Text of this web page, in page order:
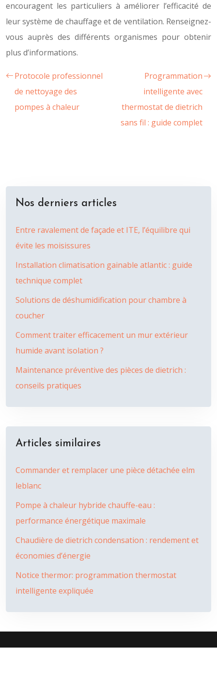
encouragent les particuliers à améliorer l’efficacité de
leur système de chauffage et de ventilation. Renseignez-
vous auprès des différents organismes pour obtenir
plus d’informations.
Protocole professionnel
de nettoyage des
pompes à chaleur
Programmation
intelligente avec
thermostat de dietrich
sans fil : guide complet
Nos derniers articles
Entre ravalement de façade et ITE, l’équilibre qui
évite les moisissures
Installation climatisation gainable atlantic : guide
technique complet
Solutions de déshumidification pour chambre à
coucher
Comment traiter efficacement un mur extérieur
humide avant isolation ?
Maintenance préventive des pièces de dietrich :
conseils pratiques
Articles similaires
Commander et remplacer une pièce détachée elm
leblanc
Pompe à chaleur hybride chauffe-eau :
performance énergétique maximale
Chaudière de dietrich condensation : rendement et
économies d’énergie
Notice thermor: programmation thermostat
intelligente expliquée